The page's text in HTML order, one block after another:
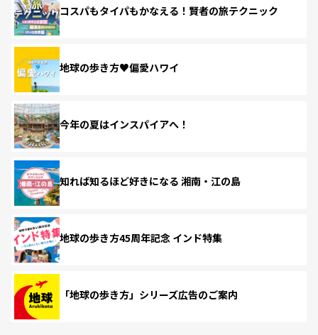
コスパもタイパもかなえる！賢者の旅テクニック
地球の歩き方♥偏愛ハワイ
今年の夏はインスパイアへ！
知れば知るほど好きになる 湘南・江の島
地球の歩き方45周年記念 インド特集
「地球の歩き方」シリーズ広告のご案内